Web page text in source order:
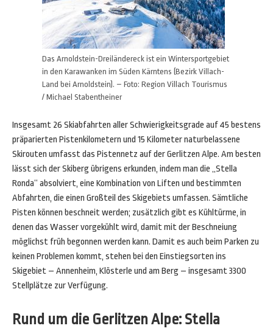
Das Arnoldstein-Dreiländereck ist ein Wintersportgebiet
in den Karawanken im Süden Kärntens (Bezirk Villach-
Land bei Arnoldstein). – Foto: Region Villach Tourismus
/ Michael Stabentheiner
Insgesamt 26 Skiabfahrten aller Schwierigkeitsgrade auf 45 bestens
präparierten Pistenkilometern und 15 Kilometer naturbelassene
Skirouten umfasst das Pistennetz auf der Gerlitzen Alpe. Am besten
lässt sich der Skiberg übrigens erkunden, indem man die „Stella
Ronda“ absolviert, eine Kombination von Liften und bestimmten
Abfahrten, die einen Großteil des Skigebiets umfassen. Sämtliche
Pisten können beschneit werden; zusätzlich gibt es Kühltürme, in
denen das Wasser vorgekühlt wird, damit mit der Beschneiung
möglichst früh begonnen werden kann. Damit es auch beim Parken zu
keinen Problemen kommt, stehen bei den Einstiegsorten ins
Skigebiet – Annenheim, Klösterle und am Berg – insgesamt 3300
Stellplätze zur Verfügung.
Rund um die Gerlitzen Alpe: Stella